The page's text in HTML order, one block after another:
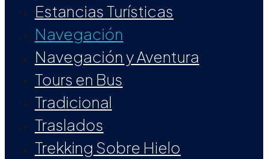
Estancias Turísticas
Navegación
Navegación y Aventura
Tours en Bus
Tradicional
Traslados
Trekking Sobre Hielo